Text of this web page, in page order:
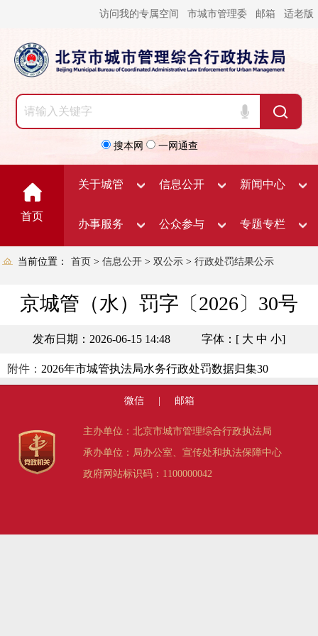
访问我的专属空间 市城市管理委 邮箱 适老版
搜本网 一网通查
首页
关于城管 信息公开 新闻中心
办事服务 公众参与 专题专栏
当前位置： 首页 > 信息公开 > 双公示 > 行政处罚结果公示
京城管（水）罚字〔2026〕30号
发布日期：2026-06-15 14:48 字体：[ 大 中 小]
附件： 2026年市城管执法局水务行政处罚数据归集30
微信 邮箱
主办单位：北京市城市管理综合行政执法局
承办单位：局办公室、宣传处和执法保障中心
政府网站标识码：1100000042